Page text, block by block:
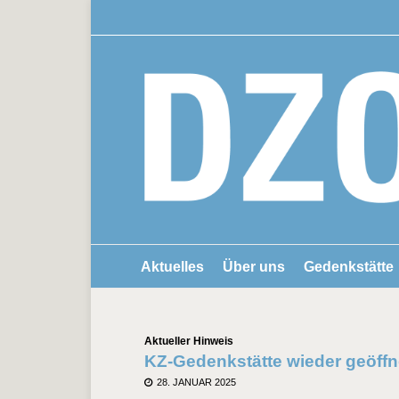
Aktuelles Über uns Gedenkstätte
Kategorien
Aktueller Hinweis
KZ-Gedenkstätte wieder
POSTED
28. JANUAR 2025